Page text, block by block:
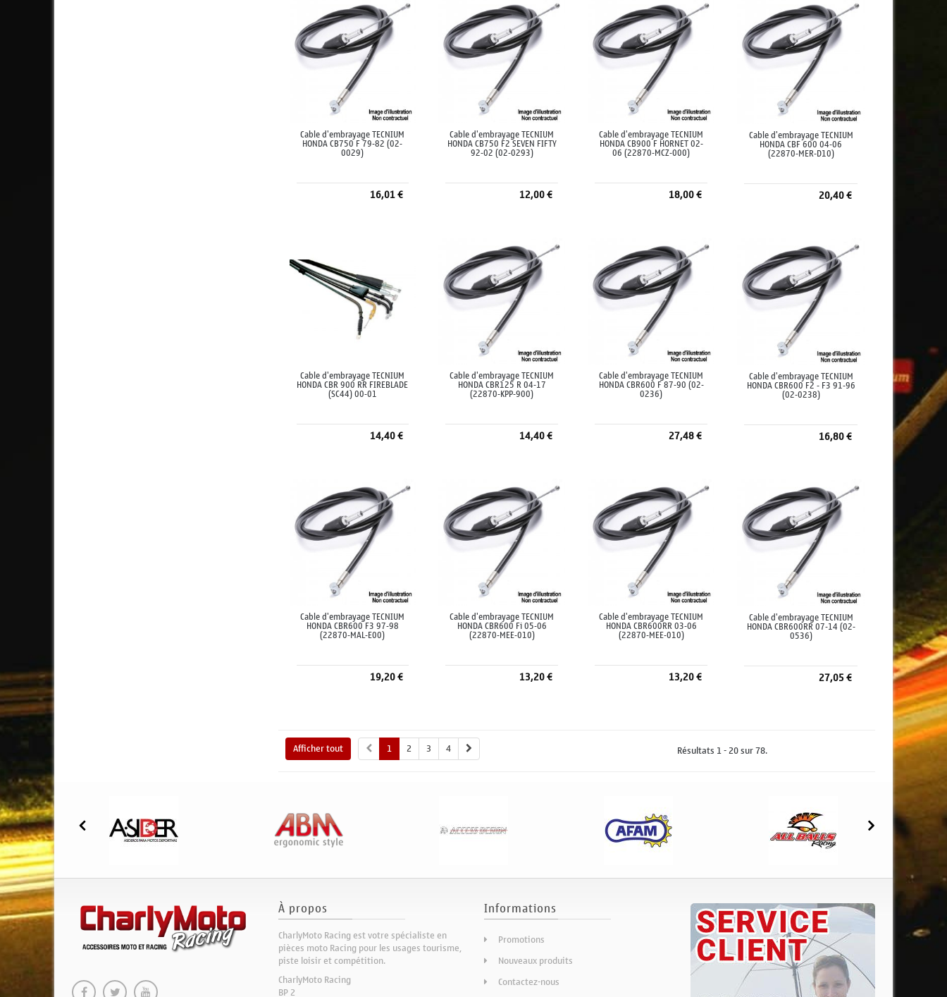
Cable d'embrayage TECNIUM
HONDA CB750 F 79-82 (02-
0029)
16,01 €
Cable d'embrayage TECNIUM
HONDA CB750 F2 SEVEN FIFTY
92-02 (02-0293)
12,00 €
Cable d'embrayage TECNIUM
HONDA CB900 F HORNET 02-
06 (22870-MCZ-000)
18,00 €
Cable d'embrayage TECNIUM
HONDA CBF 600 04-06
(22870-MER-D10)
20,40 €
Cable d'embrayage TECNIUM
HONDA CBR 900 RR FIREBLADE
(SC44) 00-01
14,40 €
Cable d'embrayage TECNIUM
HONDA CBR125 R 04-17
(22870-KPP-900)
14,40 €
Cable d'embrayage TECNIUM
HONDA CBR600 F 87-90 (02-
0236)
27,48 €
Cable d'embrayage TECNIUM
HONDA CBR600 F2 - F3 91-96
(02-0238)
16,80 €
Cable d'embrayage TECNIUM
HONDA CBR600 F3 97-98
(22870-MAL-E00)
19,20 €
Cable d'embrayage TECNIUM
HONDA CBR600 Fi 05-06
(22870-MEE-010)
13,20 €
Cable d'embrayage TECNIUM
HONDA CBR600RR 03-06
(22870-MEE-010)
13,20 €
Cable d'embrayage TECNIUM
HONDA CBR600RR 07-14 (02-
0536)
27,05 €
Afficher tout 1 2 3 4 Résultats 1 - 20 sur 78.
À propos
CharlyMoto Racing est votre spécialiste en
pièces moto Racing pour les usages tourisme,
piste loisir et compétition.
CharlyMoto Racing
BP 2
Informations
Promotions
Nouveaux produits
Contactez-nous